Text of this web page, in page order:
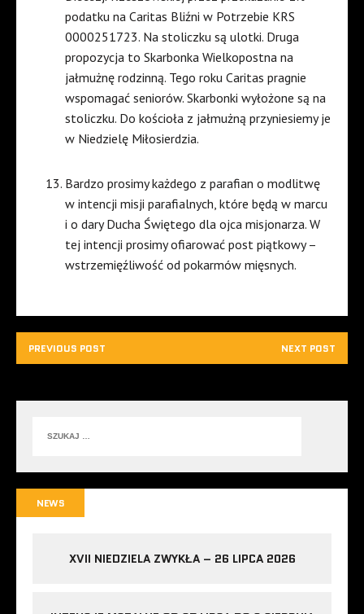
podatku na Caritas Bliźni w Potrzebie KRS
0000251723. Na stoliczku są ulotki. Druga
propozycja to Skarbonka Wielkopostna na
jałmużnę rodzinną. Tego roku Caritas pragnie
wspomagać seniorów. Skarbonki wyłożone są na
stoliczku. Do kościoła z jałmużną przyniesiemy je
w Niedzielę Miłosierdzia.
Bardzo prosimy każdego z parafian o modlitwę
w intencji misji parafialnych, które będą w marcu
i o dary Ducha Świętego dla ojca misjonarza. W
tej intencji prosimy ofiarować post piątkowy –
wstrzemięźliwość od pokarmów mięsnych.
PREVIOUS POST NEXT POST
NEWS
XVII NIEDZIELA ZWYKŁA – 26 LIPCA 2026